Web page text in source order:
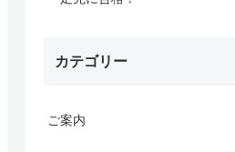
カテゴリー
ご案内